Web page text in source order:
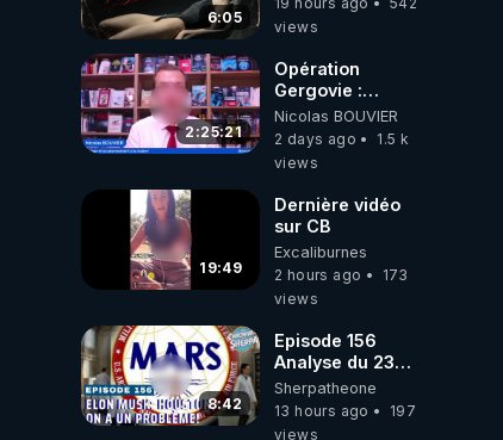
6:05
views
2:25:21
Opération
Gergovie :
‪@38resistancegauloise‬
‪@MarionSigautOfficiel‬
‪@gladysriifard5710‬
Nicolas BOUVIER
2 days ago
1.5 k
views
19:49
Dernière vidéo
sur CB
Excaliburnes
2 hours ago
173
views
8:42
Episode 156
Analyse du 23
février 2025 Elon
Musk : Houston ,
on a un problème
Sherpatheone
13 hours ago
197
views